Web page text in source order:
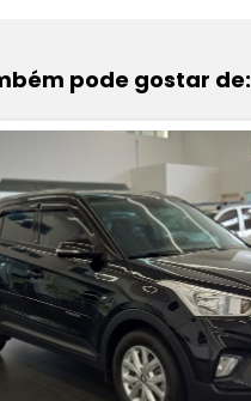
pode gostar de: